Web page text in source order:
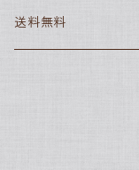
ポール・セザンヌ
フィンセント・ファン・
グスタフ・クリムト
素朴派
送料無料